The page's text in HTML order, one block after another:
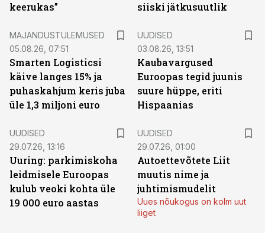
keerukas”
siiski jätkusuutlik
MAJANDUSTULEMUSED
05.08.26, 07:51
Smarten Logisticsi
käive langes 15% ja
puhaskahjum keris juba
üle 1,3 miljoni euro
UUDISED
03.08.26, 13:51
Kaubavargused
Euroopas tegid juunis
suure hüppe, eriti
Hispaanias
UUDISED
29.07.26, 13:16
Uuring: parkimiskoha
leidmisele Euroopas
kulub veoki kohta üle
19 000 euro aastas
UUDISED
29.07.26, 01:00
Autoettevõtete Liit
muutis nime ja
juhtimismudelit
Uues nõukogus on kolm uut
liiget